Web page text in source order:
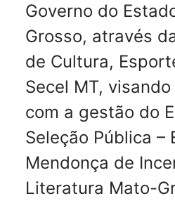
Governo do
Grosso, através
de Cultura,
Secel MT,
com a gestão do
Seleção Pública –
Mendonça de
Literatura Mato-